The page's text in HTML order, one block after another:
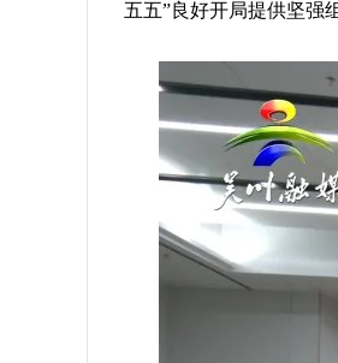
五五”良好开局提供坚强